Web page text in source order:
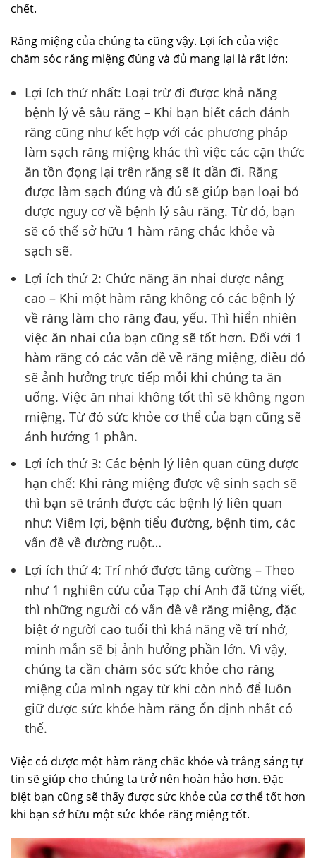
chết.
Răng miệng của chúng ta cũng vậy. Lợi ích của việc
chăm sóc răng miệng đúng và đủ mang lại là rất lớn:
Lợi ích thứ nhất: Loại trừ đi được khả năng
bệnh lý về sâu răng – Khi bạn biết cách đánh
răng cũng như kết hợp với các phương pháp
làm sạch răng miệng khác thì việc các cặn thức
ăn tồn đọng lại trên răng sẽ ít dần đi. Răng
được làm sạch đúng và đủ sẽ giúp bạn loại bỏ
được nguy cơ về bệnh lý sâu răng. Từ đó, bạn
sẽ có thể sở hữu 1 hàm răng chắc khỏe và
sạch sẽ.
Lợi ích thứ 2: Chức năng ăn nhai được nâng
cao – Khi một hàm răng không có các bệnh lý
về răng làm cho răng đau, yếu. Thì hiển nhiên
việc ăn nhai của bạn cũng sẽ tốt hơn. Đối với 1
hàm răng có các vấn đề về răng miệng, điều đó
sẽ ảnh hưởng trực tiếp mỗi khi chúng ta ăn
uống. Việc ăn nhai không tốt thì sẽ không ngon
miệng. Từ đó sức khỏe cơ thể của bạn cũng sẽ
ảnh hưởng 1 phần.
Lợi ích thứ 3: Các bệnh lý liên quan cũng được
hạn chế: Khi răng miệng được vệ sinh sạch sẽ
thì bạn sẽ tránh được các bệnh lý liên quan
như: Viêm lợi, bệnh tiểu đường, bệnh tim, các
vấn đề về đường ruột…
Lợi ích thứ 4: Trí nhớ được tăng cường – Theo
như 1 nghiên cứu của Tạp chí Anh đã từng viết,
thì những người có vấn đề về răng miệng, đặc
biệt ở người cao tuổi thì khả năng về trí nhớ,
minh mẫn sẽ bị ảnh hưởng phần lớn. Vì vậy,
chúng ta cần chăm sóc sức khỏe cho răng
miệng của mình ngay từ khi còn nhỏ để luôn
giữ được sức khỏe hàm răng ổn định nhất có
thể.
Việc có được một hàm răng chắc khỏe và trắng sáng tự
tin sẽ giúp cho chúng ta trở nên hoàn hảo hơn. Đặc
biệt bạn cũng sẽ thấy được sức khỏe của cơ thể tốt hơn
khi bạn sở hữu một sức khỏe răng miệng tốt.